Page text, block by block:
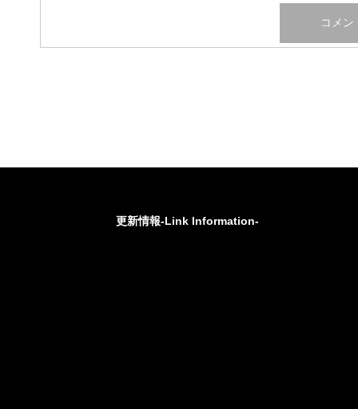
更新情報-Link Information-